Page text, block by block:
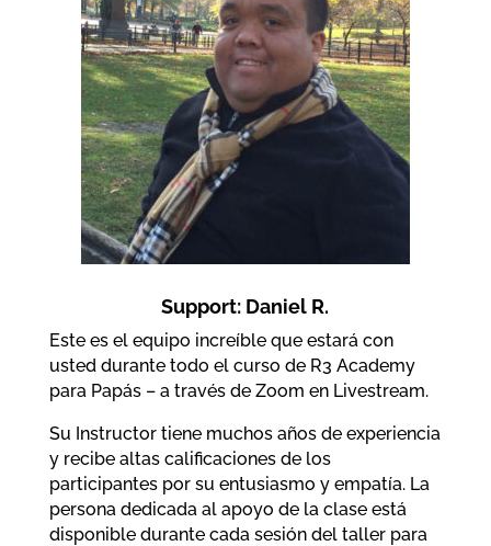
Support: Daniel R.
Este es el equipo increíble que estará con
usted durante todo el curso de R3 Academy
para Papás – a través de Zoom en Livestream.
Su Instructor tiene muchos años de experiencia
y recibe altas calificaciones de los
participantes por su entusiasmo y empatía. La
persona dedicada al apoyo de la clase está
disponible durante cada sesión del taller para